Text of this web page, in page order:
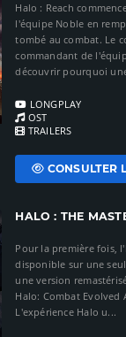
Halo : Reach
l'équipe Noble en
tombé au combat. Le
commandant de
découvrir pourquoi
LONGPLAY
OST
TRAILERS
CONSULTER
HALO : THE
Pour la première fois,
disponible sur une
une version
Halo: Combat Evolved
L'expérience Halo u...